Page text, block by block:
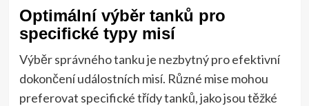
Optimální výběr tanků pro
specifické typy misí
Výběr správného tanku je nezbytný pro efektivní
dokončení událostních misí. Různé mise mohou
preferovat specifické třídy tanků, jako jsou těžké